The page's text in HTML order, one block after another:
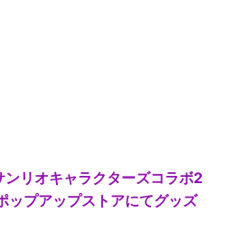
ンリオキャラクターズコラボ2
ップアップストアにてグッズ